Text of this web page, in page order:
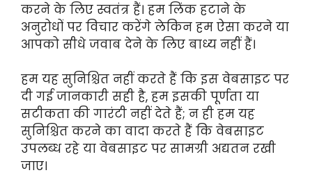
करने के लिए स्वतंत्र हैं। हम लिंक हटाने के
अनुरोधों पर विचार करेंगे लेकिन हम ऐसा करने या
आपको सीधे जवाब देने के लिए बाध्य नहीं हैं।
हम यह सुनिश्चित नहीं करते हैं कि इस वेबसाइट पर
दी गई जानकारी सही है, हम इसकी पूर्णता या
सटीकता की गारंटी नहीं देते हैं; न ही हम यह
सुनिश्चित करने का वादा करते हैं कि वेबसाइट
उपलब्ध रहे या वेबसाइट पर सामग्री अद्यतन रखी
जाए।